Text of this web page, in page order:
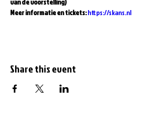
Meer informatie en tickets: https://skans.nl
Share this event